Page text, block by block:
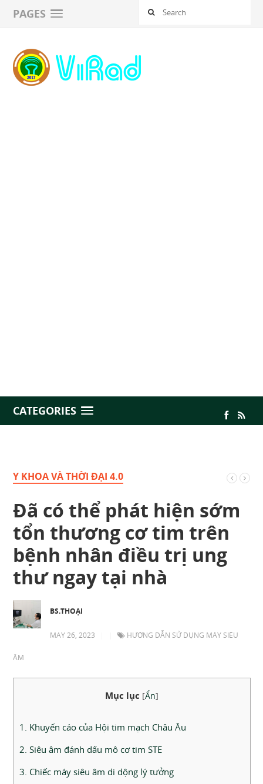
PAGES
CATEGORIES
Y KHOA VÀ THỜI ĐẠI 4.0
Đã có thể phát hiện sớm
tổn thương cơ tim trên
bệnh nhân điều trị ung
thư ngay tại nhà
BS.THOẠI
MAY 26, 2023 HƯỚNG DẪN SỬ DỤNG MÁY SIÊU
ÂM
Mục lục [Ẩn]
1. Khuyến cáo của Hội tim mạch Châu Âu
2. Siêu âm đánh dấu mô cơ tim STE
3. Chiếc máy siêu âm di dộng lý tưởng